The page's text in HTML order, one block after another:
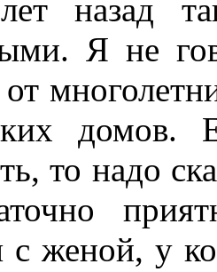
назад
Я не
от
домов.
то надо
с женой, у